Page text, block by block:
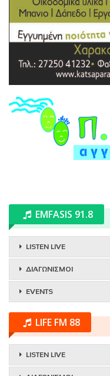
EMFASIS 91.8
LISTEN LIVE
ΔΙΑΓΩΝΙΣΜΟΙ
EVENTS
LIFE FM 88
LISTEN LIVE